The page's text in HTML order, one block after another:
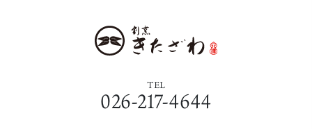
TEL
026-217-4644